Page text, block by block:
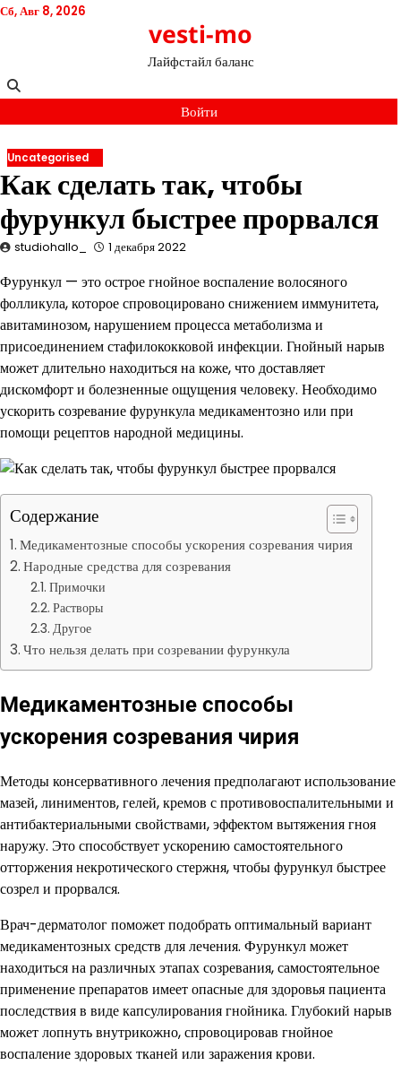
Перейти
Сб, Авг 8, 2026
vesti-mo
Лайфстайл баланс
Войти
Uncategorised
Как сделать так, чтобы
фурункул быстрее прорвался
studiohallo_ 1 декабря 2022
Фурункул — это острое гнойное воспаление волосяного
фолликула, которое спровоцировано снижением иммунитета,
авитаминозом, нарушением процесса метаболизма и
присоединением стафилококковой инфекции. Гнойный нарыв
может длительно находиться на коже, что доставляет
дискомфорт и болезненные ощущения человеку. Необходимо
ускорить созревание фурункула медикаментозно или при
помощи рецептов народной медицины.
Содержание
Медикаментозные способы ускорения созревания чирия
Народные средства для созревания
Примочки
Растворы
Другое
Что нельзя делать при созревании фурункула
Медикаментозные способы
ускорения созревания чирия
Методы консервативного лечения предполагают использование
мазей, линиментов, гелей, кремов с противовоспалительными и
антибактериальными свойствами, эффектом вытяжения гноя
наружу. Это способствует ускорению самостоятельного
отторжения некротического стержня, чтобы фурункул быстрее
созрел и прорвался.
Врач-дерматолог поможет подобрать оптимальный вариант
медикаментозных средств для лечения. Фурункул может
находиться на различных этапах созревания, самостоятельное
применение препаратов имеет опасные для здоровья пациента
последствия в виде капсулирования гнойника. Глубокий нарыв
может лопнуть внутрикожно, спровоцировав гнойное
воспаление здоровых тканей или заражения крови.